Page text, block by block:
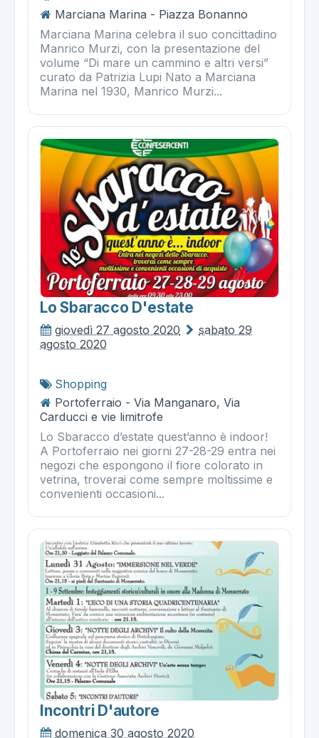
Marciana Marina - Piazza Bonanno
Marciana Marina celebra il suo concittadino
Manrico Murzi, con la presentazione del
volume “Di mare un cammino e altri versi”
curato da Patrizia Lupi Nato a Marciana
Marina nel 1930, Manrico Murzi...
Lo Sbaracco D'estate
giovedì 27 agosto 2020
sabato 29
agosto 2020
Shopping
Portoferraio - Via Manganaro, Via
Carducci e vie limitrofe
Lo Sbaracco d’estate quest’anno è indoor!
A Portoferraio nei giorni 27-28-29 entra nei
negozi che espongono il fiore colorato in
vetrina, troverai come sempre moltissime e
convenienti occasioni...
Incontri D'autore
domenica 30 agosto 2020